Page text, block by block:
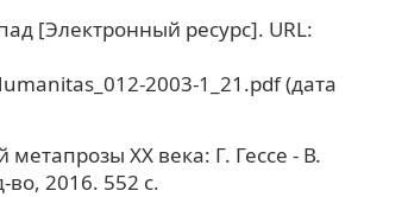
[Электронный ресурс]. URL:
2003-1_21.pdf (дата
XX века: Г. Гессе - В.
2016. 552 с.